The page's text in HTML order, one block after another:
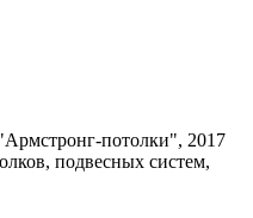
потолки", 2017
подвесных систем,